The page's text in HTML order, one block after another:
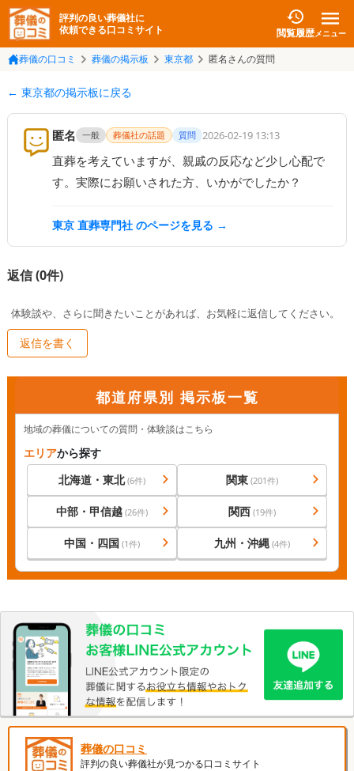
評判の良い葬儀社に
依頼できる口コミサイト
閲覧履歴メニュー
葬儀の口コミ 葬儀の掲示板 東京都 匿名さんの質問
← 東京都の掲示板に戻る
匿名 一般 葬儀社の話題 質問 2026-02-19 13:13
直葬を考えていますが、親戚の反応など少し心配で
す。実際にお願いされた方、いかがでしたか？
東京 直葬専門社のページを見る →
返信 (0件)
体験談や、さらに聞きたいことがあれば、お気軽に返信してください。
返信を書く
都道府県別 掲示板一覧
地域の葬儀についての質問・体験談はこちら
エリアから探す
北海道・東北(6件) 関東 (201件)
中部・甲信越 (26件) 関西 (19件)
中国・四国 (1件) 九州・沖縄 (4件)
葬儀の口コミ
評判の良い葬儀社が見つかる口コミサイト